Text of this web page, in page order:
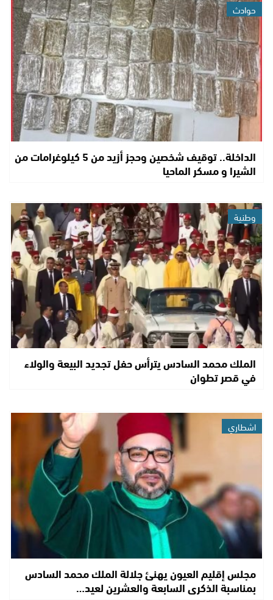
حوادث
الداخلة.. توقيف شخصين وحجز أزيد من 5 كيلوغرامات من
الشيرا و مسكر الماحيا
وطنية
الملك محمد السادس يترأس حفل تجديد البيعة والولاء
في قصر تطوان
اشطاري
مجلس إقليم العيون يهنئ جلالة الملك محمد السادس
بمناسبة الذكرى السابعة والعشرين لعيد…